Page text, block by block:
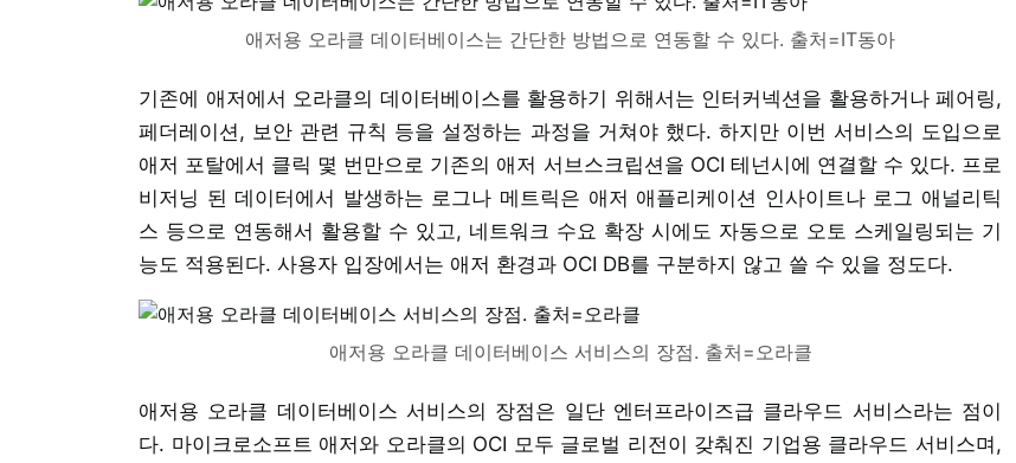
애저용 오라클 데이터베이스는 간단한 방법으로 연동할 수 있다. 출처=IT동아
기존에 애저에서 오라클의 데이터베이스를 활용하기 위해서는 인터커넥션을 활용하거나 페어링,
페더레이션, 보안 관련 규칙 등을 설정하는 과정을 거쳐야 했다. 하지만 이번 서비스의 도입으로
애저 포탈에서 클릭 몇 번만으로 기존의 애저 서브스크립션을 OCI 테넌시에 연결할 수 있다. 프로
비저닝 된 데이터에서 발생하는 로그나 메트릭은 애저 애플리케이션 인사이트나 로그 애널리틱
스 등으로 연동해서 활용할 수 있고, 네트워크 수요 확장 시에도 자동으로 오토 스케일링되는 기
능도 적용된다. 사용자 입장에서는 애저 환경과 OCI DB를 구분하지 않고 쓸 수 있을 정도다.
애저용 오라클 데이터베이스 서비스의 장점. 출처=오라클
애저용 오라클 데이터베이스 서비스의 장점은 일단 엔터프라이즈급 클라우드 서비스라는 점이
다. 마이크로소프트 애저와 오라클의 OCI 모두 글로벌 리전이 갖춰진 기업용 클라우드 서비스며,